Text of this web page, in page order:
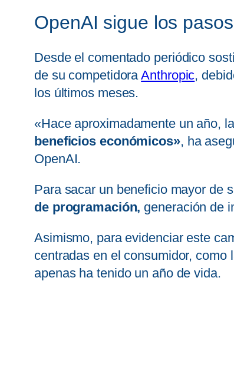
OpenAI sigue los
Desde el comentado periódico
de su competidoraAnthropic,
los últimos meses.
«Hace aproximadamente un año,
beneficios económicos», ha
OpenAI.
Para sacar un beneficio mayor de
de programación, generación de
Asimismo, para evidenciar este
centradas en el consumidor,
apenas ha tenido un año de vida.